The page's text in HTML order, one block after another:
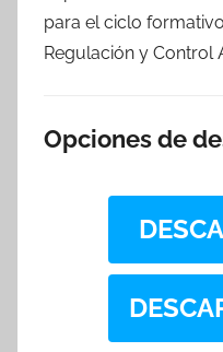
para el ciclo
Regulación y Control
Opciones de